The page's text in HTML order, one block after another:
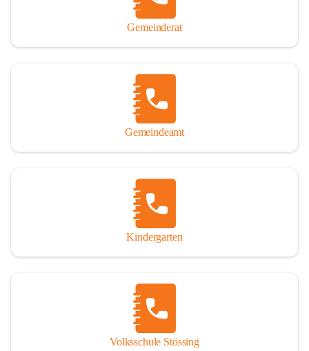
Gemeinderat
Gemeindeamt
Kindergarten
Volksschule Stössing